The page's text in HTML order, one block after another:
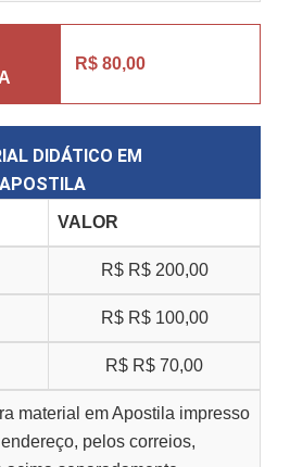
R$ 80,00
DIDÁTICO EM
APOSTILA
VALOR
R$ R$ 200,00
R$ R$ 100,00
R$ R$ 70,00
material em Apostila impresso
pelos correios,